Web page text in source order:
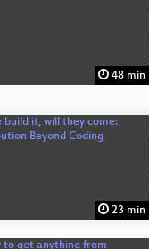
48 min
23 min